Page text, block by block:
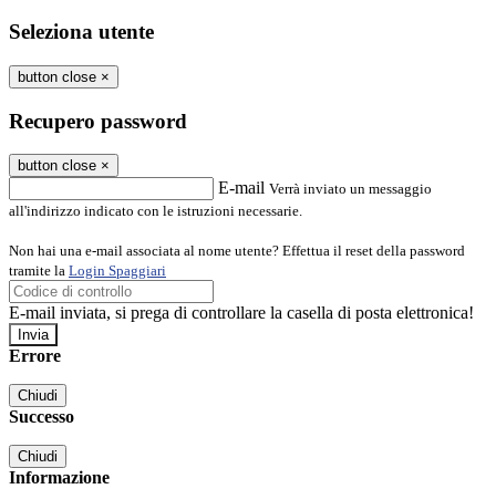
Seleziona utente
button close ×
Recupero password
button close ×
E-mail Verrà inviato un messaggio
all'indirizzo indicato con le istruzioni necessarie.
Non hai una e-mail associata al nome utente? Effettua il reset della password
tramite la Login Spaggiari
E-mail inviata, si prega di controllare la casella di posta elettronica!
Errore
Chiudi
Successo
Chiudi
Informazione